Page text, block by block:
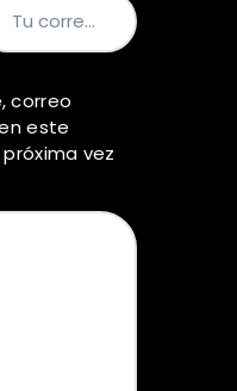
correo
este
vez